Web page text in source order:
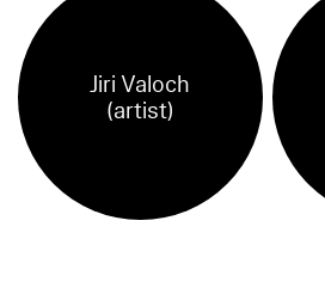
Jiri Valoch
(artist)